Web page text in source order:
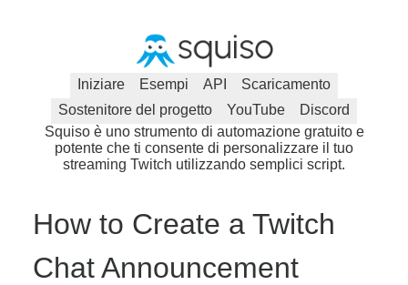
Iniziare Esempi API
Scaricamento
Sostenitore del progetto
YouTube
Discord
Squiso è uno strumento di automazione gratuito e
potente che ti consente di personalizzare il tuo
streaming Twitch utilizzando semplici script.
How to Create a Twitch
Chat Announcement